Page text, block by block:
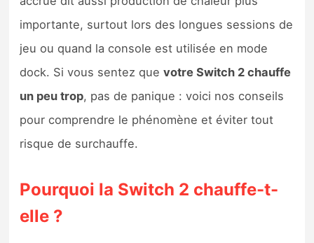
Précommandes
Précommandes jeux Switch 2
Sorties de jeux
Guides
importante, surtout lors des longues sessions de
jeu ou quand la console est utilisée en mode
dock. Si vous sentez quevotre Switch 2 chauffe
un peu trop, pas de panique : voici nos conseils
pour comprendre le phénomène et éviter tout
risque de surchauffe.
Pourquoi la Switch 2 chauffe-t-
elle ?